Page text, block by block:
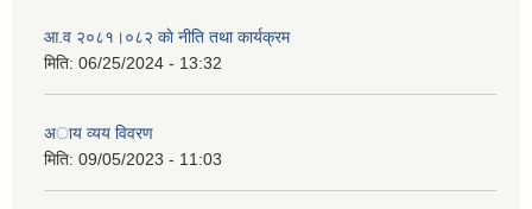
आ.व २०८१।०८२ काे नीति तथा कार्यक्रम
मिति: 06/25/2024 - 13:32
अाय व्यय विवरण
मिति: 09/05/2023 - 11:03